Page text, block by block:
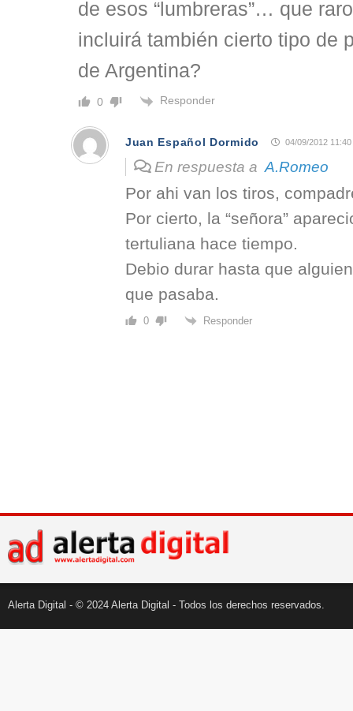
de esos “lumbreras”… que
incluirá también cierto tipo de
de Argentina?
0 Responder
Juan Español Dormido 04/09/2012 11:40
En respuesta a A.Romeo
Por ahi van los tiros,
Por cierto, la “señora”
tertuliana hace tiempo.
Debio durar hasta que
que pasaba.
0 Responder
Alerta Digital - © 2024 Alerta Digital - Todos los derechos reservados.